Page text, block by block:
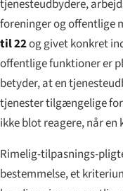
tjenesteudbydere,
foreninger og offentlige
til 22og givet konkret
offentlige funktioner er
betyder, at en
tjenester tilgængelige
ikke blot reagere, når
Rimelig-tilpasnings-
bestemmelse, et